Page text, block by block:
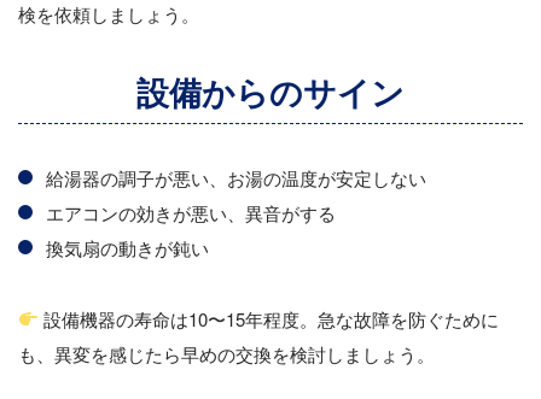
検を依頼しましょう。
設備からのサイン
給湯器の調子が悪い、お湯の温度が安定しない
エアコンの効きが悪い、異音がする
換気扇の動きが鈍い
設備機器の寿命は10〜15年程度。急な故障を防ぐために
も、異変を感じたら早めの交換を検討しましょう。